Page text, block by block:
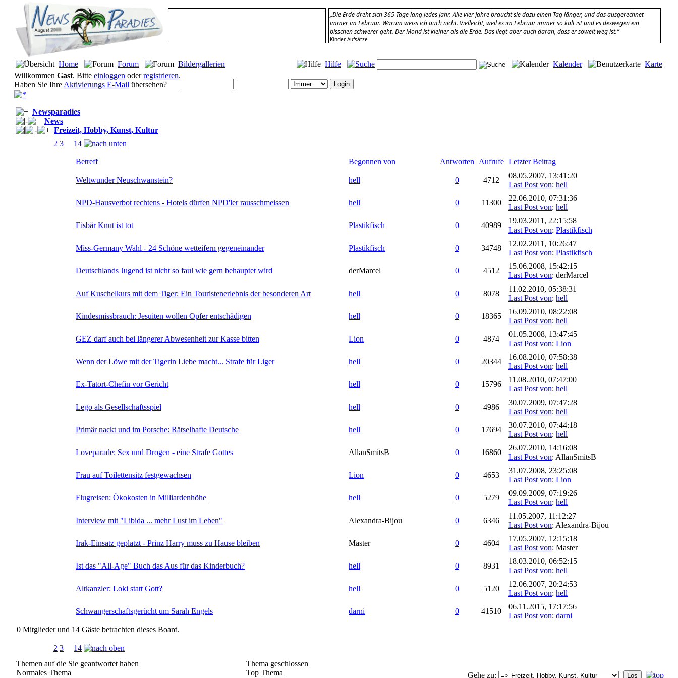
„Die Erde dreht sich 365 Tage lang jedes Jahr. Alle vier Jahre braucht sie dazu einen Tag länger, und das ausgerechnet
immer im Februar. Warum weiss ich auch nicht. Vielleicht, weil es im Februar immer so kalt ist und es deswegen ein
bisschen schwerer geht. Der Mond ist kleiner als die Erde. Das liegt aber auch daran, dass er soweit weg ist.”
Kinder-Aufsätze
Home Forum Bildergallerien Hilfe Kalender
Karte
Willkommen Gast. Bitte einloggen oderregistrieren.
Haben Sie Ihre Aktivierungs E-Mail übersehen?
Newsparadies
News
Freizeit, Hobby, Kunst, Kultur
2 3 14
Betreff Begonnen von Antworten Aufrufe Letzter Beitrag
Weltwunder Neuschwanstein? hell 0 4712
08.05.2007, 13:41:20
Last Post von: hell
NPD-Hausverbot rechtens - Hotels dürfen NPD'ler rausschmeissen hell 0 11300
22.06.2010, 07:31:36
Last Post von: hell
Eisbär Knut ist tot Plastikfisch 0 40989
19.03.2011, 22:15:58
Last Post von: Plastikfisch
Miss-Germany Wahl - 24 Schöne wetteifern gegeneinander Plastikfisch 0 34748
12.02.2011, 10:26:47
Last Post von: Plastikfisch
Deutschlands Jugend ist nicht so faul wie gern behauptet wird derMarcel 0 4512
15.06.2008, 15:42:15
Last Post von: derMarcel
Auf Kuschelkurs mit dem Tiger: Ein Touristenerlebnis der besonderen Art hell 0 8078
11.02.2010, 05:38:31
Last Post von: hell
Kindesmissbrauch: Jesuiten wollen Opfer entschädigen hell 0 18365
16.09.2010, 08:22:08
Last Post von: hell
GEZ darf auch bei längerer Abwesenheit zur Kasse bitten Lion 0 4874
01.05.2008, 13:47:45
Last Post von: Lion
Wenn der Löwe mit der Tigerin Liebe macht... Strafe für Liger hell 0 20344
16.08.2010, 07:58:38
Last Post von: hell
Ex-Tatort-Chefin vor Gericht hell 0 15796
11.08.2010, 07:47:00
Last Post von: hell
Lego als Gesellschaftsspiel hell 0 4986
30.07.2009, 07:47:28
Last Post von: hell
Primär nackt und im Porsche: Rätselhafte Deutsche hell 0 17694
30.07.2010, 07:44:18
Last Post von: hell
Loveparade: Sex und Drogen - eine Strafe Gottes AllanSmitsB 0 16860
26.07.2010, 14:16:08
Last Post von: AllanSmitsB
Frau auf Toilettensitz festgewachsen Lion 0 4653
31.07.2008, 23:25:08
Last Post von: Lion
Flugreisen: Ökokosten in Milliardenhöhe hell 0 5279
09.09.2009, 07:19:26
Last Post von: hell
Interview mit "Libida ... mehr Lust im Leben" Alexandra-Bijou 0 6346
11.05.2007, 11:12:27
Last Post von: Alexandra-Bijou
Irak-Einsatz geplatzt - Prinz Harry muss zu Hause bleiben Master 0 4604
17.05.2007, 12:15:18
Last Post von: Master
Ist das "All-Age" Buch das Aus für das Kinderbuch? hell 0 8931
18.03.2010, 06:52:15
Last Post von: hell
Altkanzler: Loki statt Gott? hell 0 5120
12.06.2007, 20:24:53
Last Post von: hell
Schwangerschaftsgerücht um Sarah Engels darni 0 41510
06.11.2015, 17:17:56
Last Post von: darni
0 Mitglieder und 14 Gäste betrachten dieses Board.
2 3
14
Themen auf die Sie geantwortet haben
Normales Thema
Thema geschlossen
Top Thema
Gehe zu: